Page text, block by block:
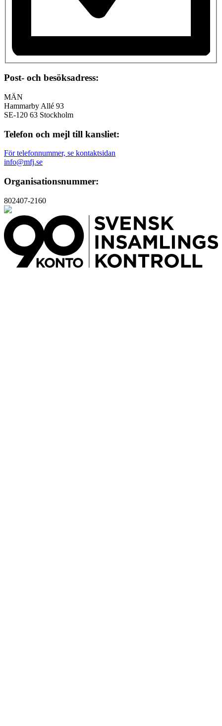
Post- och besöksadress:
MÄN
Hammarby Allé 93
SE-120 63 Stockholm
Telefon och mejl till kansliet:
För telefonnummer, se kontaktsidan
info@mfj.se
Organisationsnummer:
802407-2160